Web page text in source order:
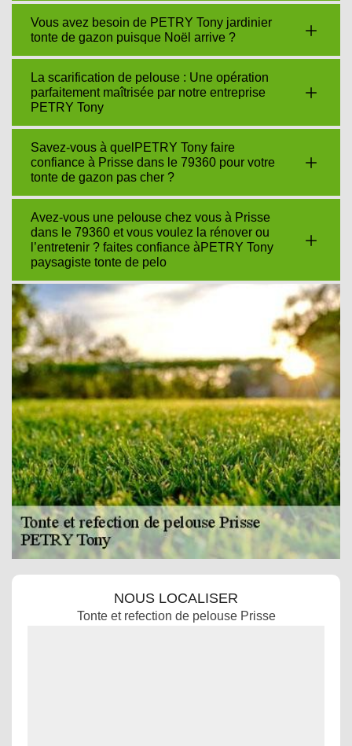
Vous avez besoin de PETRY Tony jardinier
tonte de gazon puisque Noël arrive ?
La scarification de pelouse : Une opération
parfaitement maîtrisée par notre entreprise
PETRY Tony
Savez-vous à quelPETRY Tony faire
confiance à Prisse dans le 79360 pour votre
tonte de gazon pas cher ?
Avez-vous une pelouse chez vous à Prisse
dans le 79360 et vous voulez la rénover ou
l’entretenir ? faites confiance àPETRY Tony
paysagiste tonte de pelo
NOUS LOCALISER
Tonte et refection de pelouse Prisse